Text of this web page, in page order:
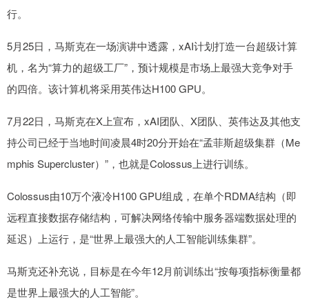
行。
5月25日，马斯克在一场演讲中透露，xAI计划打造一台超级计算
机，名为“算力的超级工厂”，预计规模是市场上最强大竞争对手
的四倍。该计算机将采用英伟达H100 GPU。
7月22日，马斯克在X上宣布，xAI团队、X团队、英伟达及其他支
持公司已经于当地时间凌晨4时20分开始在“孟菲斯超级集群（Me
mphis Supercluster）”，也就是Colossus上进行训练。
Colossus由10万个液冷H100 GPU组成，在单个RDMA结构（即
远程直接数据存储结构，可解决网络传输中服务器端数据处理的
延迟）上运行，是“世界上最强大的人工智能训练集群”。
马斯克还补充说，目标是在今年12月前训练出“按每项指标衡量都
是世界上最强大的人工智能”。